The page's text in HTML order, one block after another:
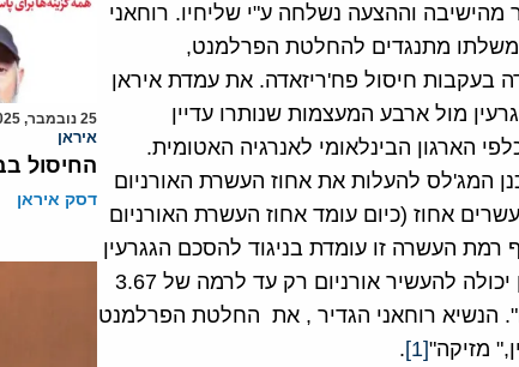
מהישיבה וההצעה נשלחה ע"י שליחיו. רוחאני
מתנגדים להחלטת הפרלמנט,
בעקבות חיסול פח'ריזאדה. את עמדת איראן
מול ארבע המעצמות שנותרו עדיין
הארגון הבינלאומי לאנרגיה האטומית.
המג'לס להעלות את אחוז העשרת האורניום
אחוז (כיום עומד אחוז העשרת האורניום
ואף רמת העשרה זו עומדת בניגוד להסכם הגגרעין
הקובע כי איראן יכולה להעשיר אורניום רק עד לרמה של 3.67
"לצרכי שלום". הנשיא רוחאני הגדיר , את החלטת הפרלמנט
מזיקה"[1]
.
25 נובמבר, 2025
איראן
החיסול
דסק איראן